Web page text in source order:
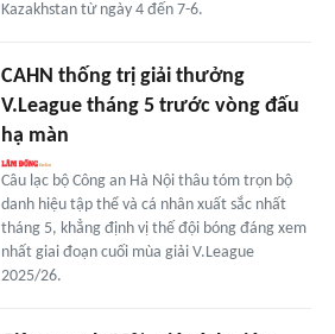
Kazakhstan từ ngày 4 đến 7-6.
CAHN thống trị giải thưởng
V.League tháng 5 trước vòng đấu
hạ màn
Câu lạc bộ Công an Hà Nội thâu tóm trọn bộ
danh hiệu tập thể và cá nhân xuất sắc nhất
tháng 5, khẳng định vị thế đội bóng đáng xem
nhất giai đoạn cuối mùa giải V.League
2025/26.